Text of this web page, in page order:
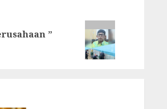
”